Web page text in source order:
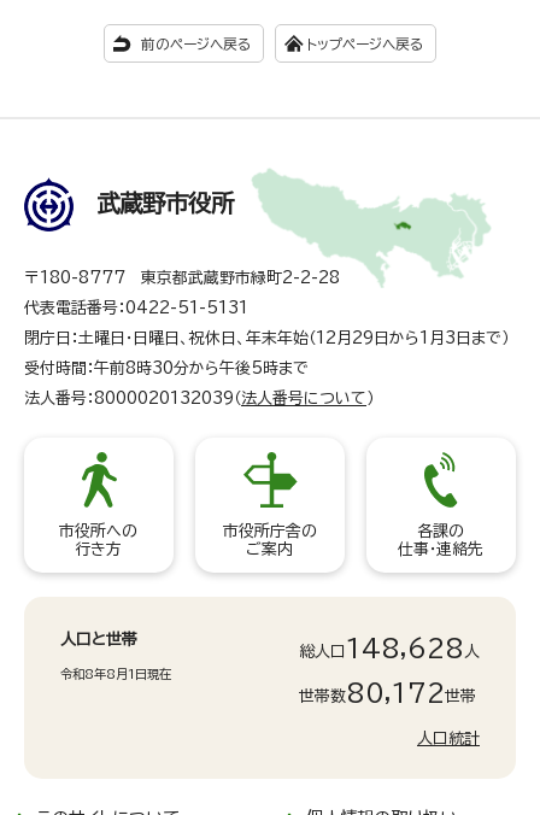
前のページへ戻る トップページへ戻る
武蔵野市役所
〒180-8777 東京都武蔵野市緑町2-2-28
代表電話番号：0422-51-5131
閉庁日：土曜日・日曜日、祝休日、年末年始（12月29日から1月3日まで）
受付時間：午前8時30分から午後5時まで
法人番号：8000020132039（ 法人番号について ）
市役所への
行き方
市役所庁舎の
ご案内
各課の
仕事・連絡先
人口と世帯
令和8年8月1日現在
総人口 148,628 人
世帯数80,172世帯
人口統計